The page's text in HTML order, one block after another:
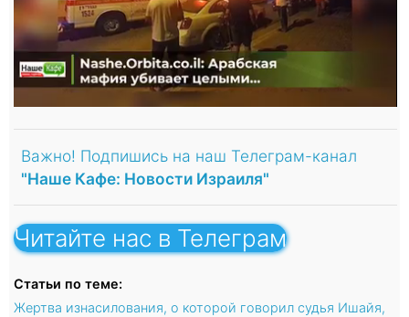
Важно! Подпишись на наш Телеграм-канал
"Наше Кафе: Новости Израиля"
Читайте нас в Телеграм
Статьи по теме:
Жертва изнасилования, о которой говорил судья Ишайя,